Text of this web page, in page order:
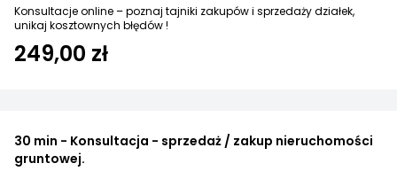
Konsultacje online – poznaj tajniki zakupów i sprzedaży działek,
unikaj kosztownych błędów !
249,00 zł
30 min - Konsultacja - sprzedaż / zakup nieruchomości
gruntowej.